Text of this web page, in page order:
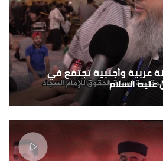
من 14 دولة عربية وأجنبية تجتمع في
عليه السلام